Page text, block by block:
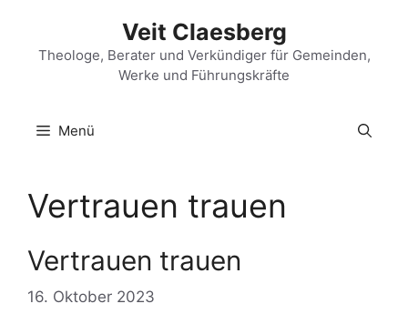
springen
Veit Claesberg
Theologe, Berater und Verkündiger für Gemeinden,
Werke und Führungskräfte
Menü
Vertrauen trauen
Vertrauen trauen
16. Oktober 2023